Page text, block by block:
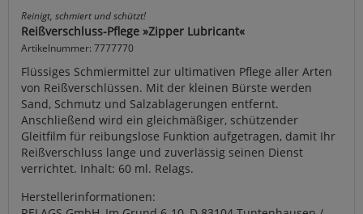
Reinigt, schmiert und schützt!
Reißverschluss-Pflege »Zipper Lubricant«
Artikelnummer: 7777770
Flüssiges Schmiermittel zur ultimativen Pflege aller Arten
von Reißverschlüssen. Mit der kleinen Bürste werden
Sand, Schmutz und Salzablagerungen entfernt.
Anschließend wird ein gleichmäßiger, schützender
Gleitfilm für reibungslose Funktion aufgetragen, damit Ihr
Reißverschluss lange und zuverlässig seinen Dienst
verrichtet. Inhalt: 60 ml. Relags.
Herstellerinformationen: